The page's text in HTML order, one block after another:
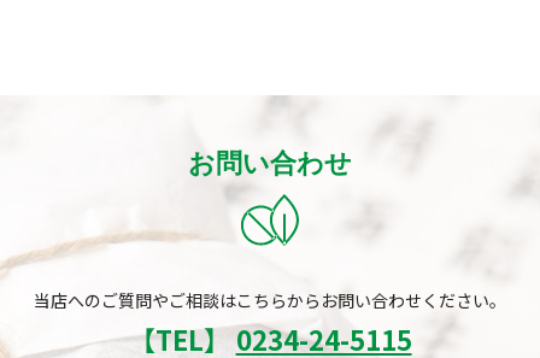
お問い合わせ
当店へのご質問やご相談はこちらからお問い合わせください。
【TEL】 0234-24-5115